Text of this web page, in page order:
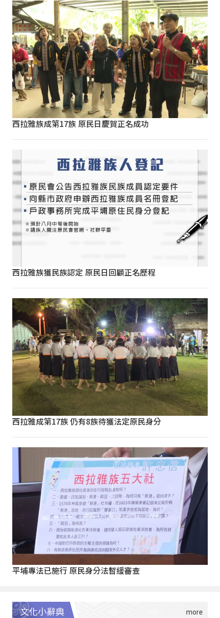
西拉雅族成第17族 原民日慶賀正名成功
西拉雅族獲民族認定 原民日回顧正名歷程
西拉雅成第17族 仍有8族待獲法定原民身分
平埔專法已施行 原民身分法暫緩審查
文化小辭典